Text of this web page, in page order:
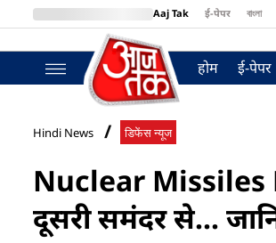
Aaj Tak ई-पेपर বাংলা
BT Bazaar
होम ई-पेपर
Hindi News डिफेंस न्यूज
Nuclear Missiles
दूसरी समंदर से...